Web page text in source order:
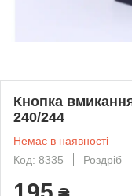
Кнопка
240/244
Немає в наявності
Код: 8335
Роздріб